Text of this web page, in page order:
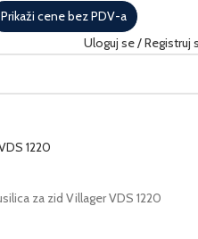
Prikaži cene bez PDV-a
Uloguj se / Registruj
za zid Villager VDS 1220